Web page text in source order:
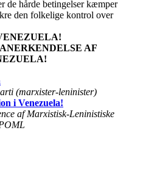
de hårde betingelser kæmper
den folkelige kontrol over
AF
(marxister-leninister)
i Venezuela!
af Marxistisk-Leninistiske